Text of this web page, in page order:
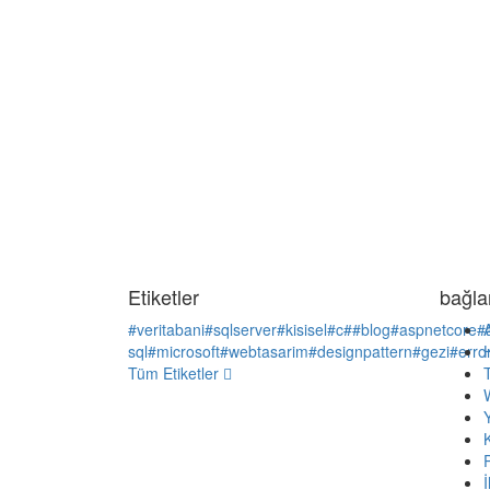
Etiketler
#veritabani#sqlserver#kisisel#c##blog#aspnetcore
sql#microsoft#webtasarim#designpattern#gezi
Tüm Etiketler